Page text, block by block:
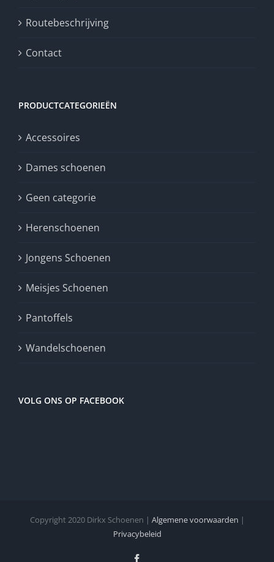
Routebeschrijving
Contact
PRODUCTCATEGORIEËN
Accessoires
Dames schoenen
Geen categorie
Herenschoenen
Jongens Schoenen
Meisjes Schoenen
Pantoffels
Wandelschoenen
VOLG ONS OP FACEBOOK
Copyright 2020 Dirkx Schoenen | Algemene voorwaarden |
Privacybeleid